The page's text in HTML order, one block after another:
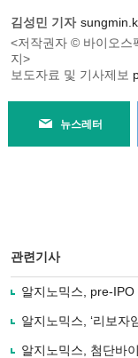
김성민 기자
<저작권자 © 바이오스
지>
보도자료 및 기사제보
뉴스레터
관련기사
알지노믹스, pre-
알지노믹스, ‘리보자
알지노믹스, 첨단바